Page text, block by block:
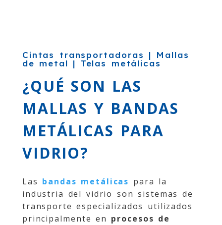
Cintas transportadoras | Mallas
de metal | Telas metálicas
¿QUÉ SON LAS
MALLAS Y BANDAS
METÁLICAS PARA
VIDRIO?
Las bandas metálicas para la
industria del vidrio son sistemas de
transporte especializados utilizados
principalmente en procesos de